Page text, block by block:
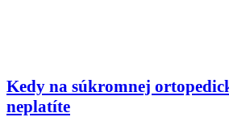
Kedy na súkromnej
neplatíte